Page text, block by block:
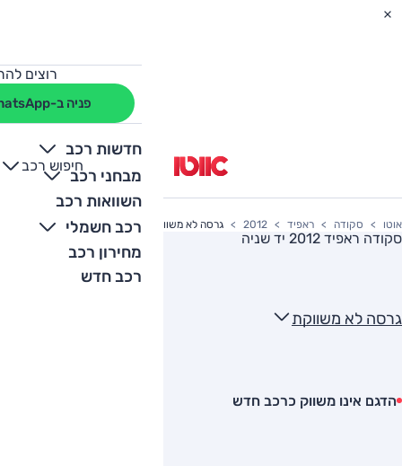
רוצים
פניה ב-WhatsApp
חדשות רכב
מבחני רכב
השוואות רכב
רכב חשמלי
מחירון רכב
רכב חדש
חיפוש רכב
+
-
אוטו סקודה ראפיד 2012 גרסה לא משווקת
סקודה ראפיד 2012 יד שניה
גרסה לא משווקת
הדגם אינו משווק כרכב חדש